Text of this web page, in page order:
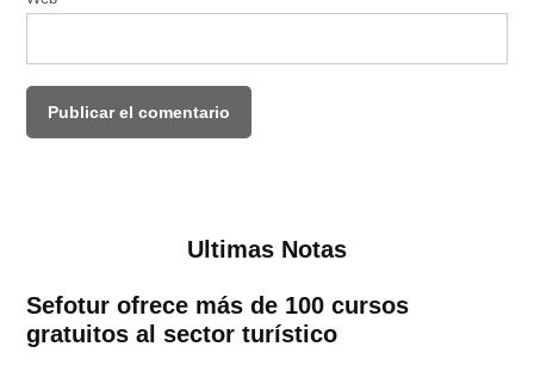
Ultimas Notas
Sefotur ofrece más de 100 cursos
gratuitos al sector turístico